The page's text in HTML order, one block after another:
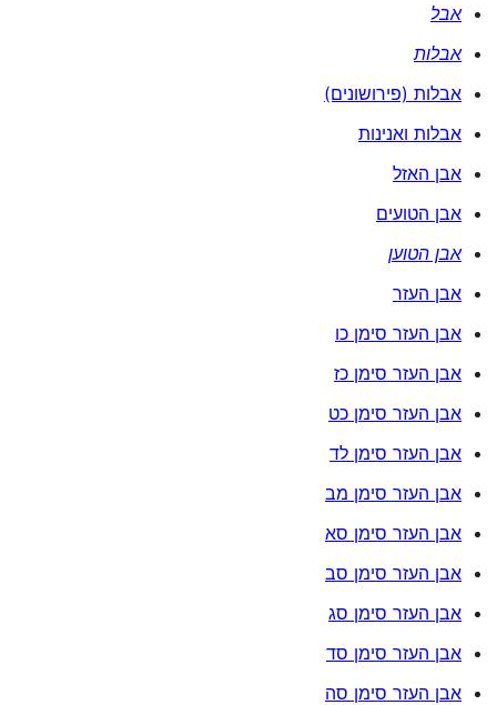
אבל
אבלות
אבלות (פירושונים)
אבלות ואנינות
אבן האזל
אבן הטועים
אבן הטוען
אבן העזר
אבן העזר סימן כו
אבן העזר סימן כז
אבן העזר סימן כט
אבן העזר סימן לד
אבן העזר סימן מב
אבן העזר סימן סא
אבן העזר סימן סב
אבן העזר סימן סג
אבן העזר סימן סד
אבן העזר סימן סה